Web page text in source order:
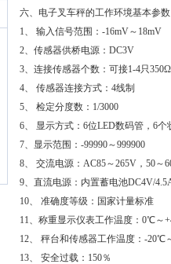
六、电子叉车秤的工作环境基本参
1、 输入信号范围：-16mV～18mV
2、传感器供桥电源：DC3V
3、连接传感器个数：可接1-4只350Ω
4、 传感器连接方式：4线制
5、 检定分度数：1/3000
6、 显示方式：6位LED数码管，6个
7、显示范围：-99990～999900
8、 交流电源：AC85～265V，50～
9、直流电源：内置蓄电池DC4V/
10、 准确度等级：国家计量标准
11、称重显示仪表工作温度：0℃～
12、 秤台和传感器工作温度：-
13、 安全过载：150％